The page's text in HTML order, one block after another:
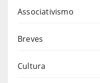
Associativismo
Breves
Cultura